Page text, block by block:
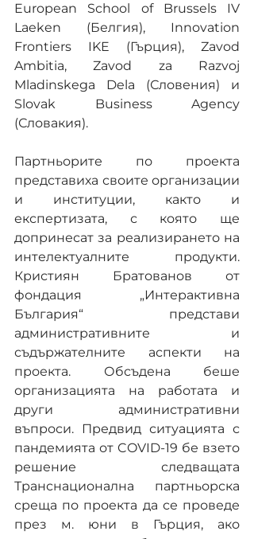
European School of Brussels IV
Laeken (Белгия), Innovation
Frontiers IKE (Гърция), Zavod
Ambitia, Zavod za Razvoj
Mladinskega Dela (Словения) и
Slovak Business Agency
(Словакия).
Партньорите по проекта
представиха своите организации
и институции, както и
експертизата, с която ще
допринесат за реализирането на
интелектуалните продукти.
Кристиян Братованов от
фондация „Интерактивна
България“ представи
административните и
съдържателните аспекти на
проекта. Обсъдена беше
организацията на работата и
други административни
въпроси. Предвид ситуацията с
пандемията от COVID-19 бе взето
решение следващата
Транснационална партньорска
среща по проекта да се проведе
през м. юни в Гърция, ако